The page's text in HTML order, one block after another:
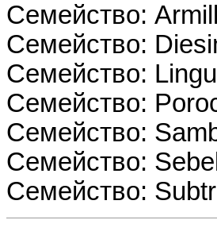
Семейство:
Семейство:
Семейство:
Семейство:
Семейство:
Семейство:
Семейство: